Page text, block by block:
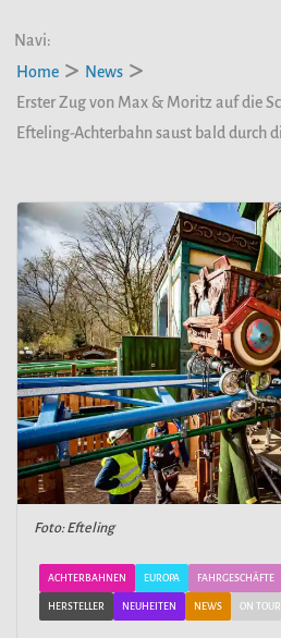
Navi:
Home
News
Erster Zug von Max & Moritz auf die
Efteling-Achterbahn saust bald durch
Foto: Efteling
ACHTERBAHNEN EUROPA FAHRGESCHÄFTE
HERSTELLER NEUHEITEN NEWS ON TOUR